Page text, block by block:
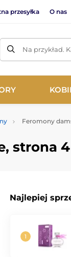
przesyłka O nas
Na przykład.
Feromony
strona 4
Najlepiej